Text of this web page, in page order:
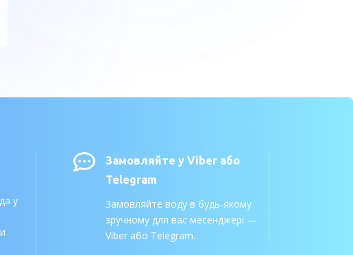
у

Замовляйте у Viber або
Telegram
Замовляйте воду в будь-якому
зручному для вас месенджері —
Viber або Telegram.